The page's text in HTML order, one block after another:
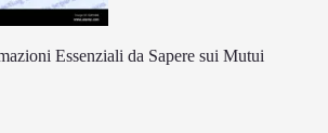
Essenziali da Sapere sui Mutui